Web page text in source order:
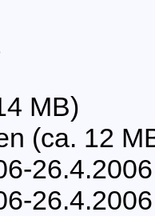
MB)
(ca. 12